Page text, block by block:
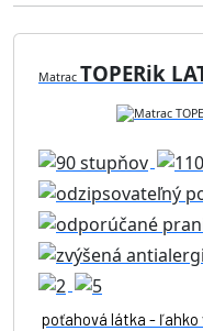
Matrac TOPERik
poťahová látka - ľahko